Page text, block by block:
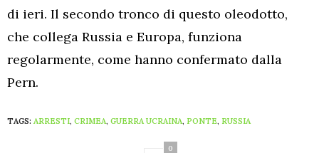
di ieri. Il secondo tronco di questo oleodotto,
che collega Russia e Europa, funziona
regolarmente, come hanno confermato dalla
Pern.
TAGS: ARRESTI, CRIMEA, GUERRA UCRAINA, PONTE, RUSSIA
0